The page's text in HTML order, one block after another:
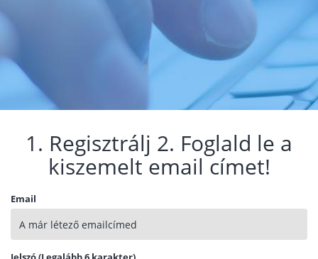
1. Regisztrálj 2. Foglald le a
kiszemelt email címet!
Email